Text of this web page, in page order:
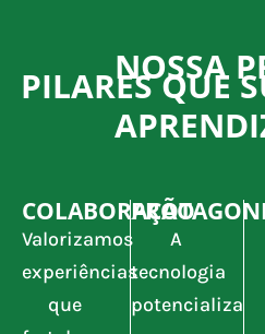
NOSSA
PILARES QUE
COLABORAÇÃO
Valorizamos
experiências
que
A
tecnologia
potencializa